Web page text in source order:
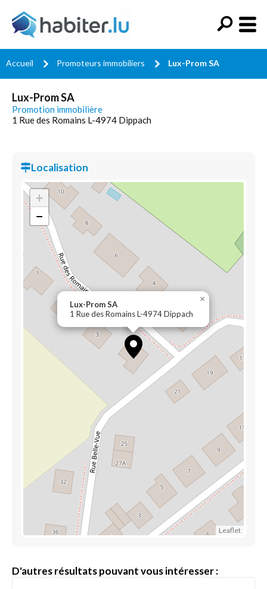
Accueil Promoteurs immobiliers Lux-Prom SA
Lux-Prom SA
Promotion immobilière
1 Rue des Romains L-4974 Dippach
Localisation
Lux-Prom SA
1 Rue des Romains L-4974 Dippach
×
+
−
Leaflet
D'autres résultats pouvant vous intéresser :